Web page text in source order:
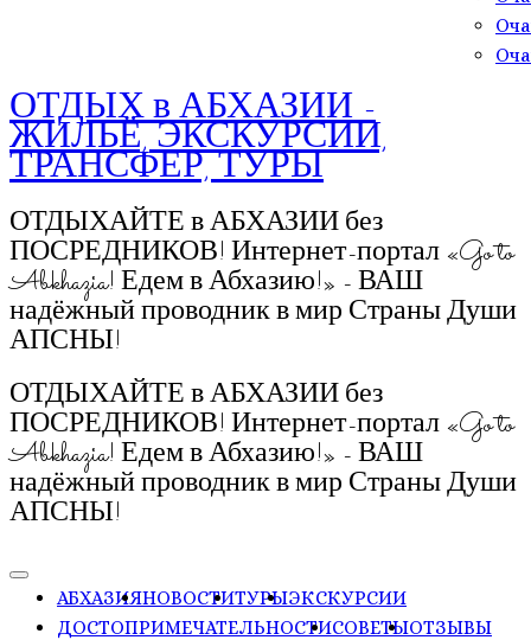
ОТДЫХ в АБХАЗИИ -
ЖИЛЬЁ, ЭКСКУРСИИ,
ТРАНСФЕР, ТУРЫ
ОТДЫХАЙТЕ в АБХАЗИИ без
ПОСРЕДНИКОВ! Интернет-портал «Go to
Abkhazia! Едем в Абхазию!» - ВАШ
надёжный проводник в мир Страны Души
АПСНЫ!
ОТДЫХАЙТЕ в АБХАЗИИ без
ПОСРЕДНИКОВ! Интернет-портал «Go to
Abkhazia! Едем в Абхазию!» - ВАШ
надёжный проводник в мир Страны Души
АПСНЫ!
АБХАЗИЯНОВОСТИТУРЫЭКСКУРСИИ
ДОСТОПРИМЕЧАТЕЛЬНОСТИСОВЕТЫОТЗЫВЫ